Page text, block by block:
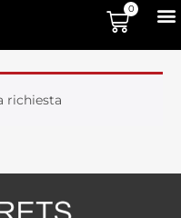
0
richiesta